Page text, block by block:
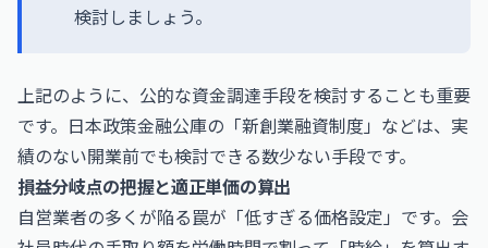
検討しましょう。
上記のように、公的な資金調達手段を検討することも重要
です。日本政策金融公庫の「新創業融資制度」などは、実
績のない開業前でも検討できる数少ない手段です。
損益分岐点の把握と適正単価の算出
自営業者の多くが陥る罠が「低すぎる価格設定」です。会